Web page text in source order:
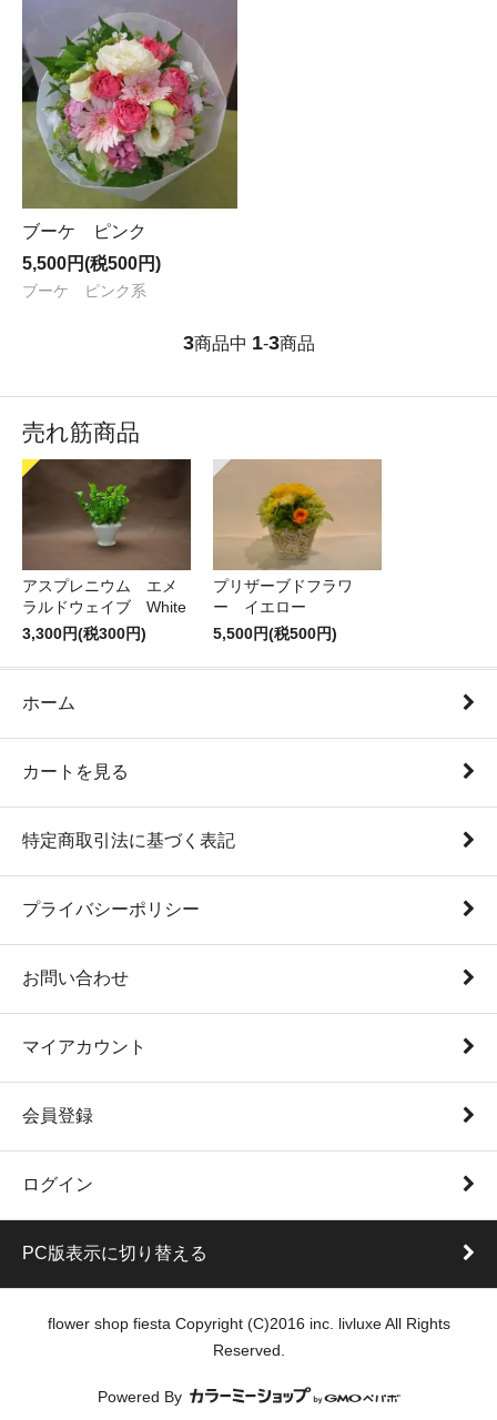
ブーケ ピンク
5,500円(税500円)
ブーケ ピンク系
3商品中 1-3商品
売れ筋商品
アスプレニウム エメ
ラルドウェイブ White
3,300円(税300円)
プリザーブドフラワ
ー イエロー
5,500円(税500円)
ホーム
カートを見る
特定商取引法に基づく表記
プライバシーポリシー
お問い合わせ
マイアカウント
会員登録
ログイン
PC版表示に切り替える
flower shop fiesta Copyright (C)2016 inc. livluxe All Rights
Reserved.
Powered By